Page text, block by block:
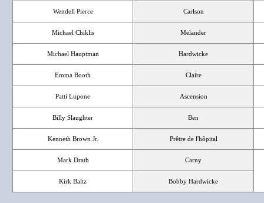
Wendell Pierce Carlson
Michael Chiklis Melander
Michael Hauptman Hardwicke
Emma Booth Claire
Patti Lupone Ascension
Billy Slaughter Ben
Kenneth Brown Jr. Prêtre de l'hôpital
Mark Drath Carny
Kirk Baltz Bobby Hardwicke